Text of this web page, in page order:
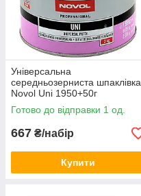
Універсальна
середньозерниста шпаклівка
Novol Uni 1950+50г
Готово до відправки 1 од.
667 ₴/набір
Купити